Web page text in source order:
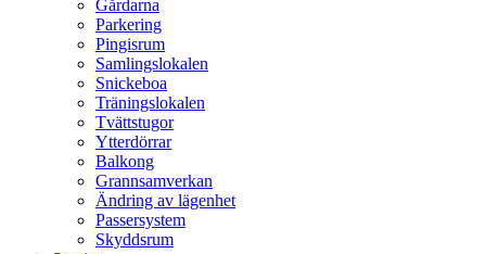
Gårdarna
Parkering
Pingisrum
Samlingslokalen
Snickeboa
Träningslokalen
Tvättstugor
Ytterdörrar
Balkong
Grannsamverkan
Ändring av lägenhet
Passersystem
Skyddsrum